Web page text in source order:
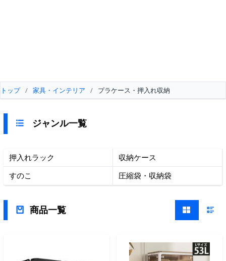
トップ / 家具・インテリア / プラケース・押入れ収納
ジャンル一覧
押入れラック
収納ケース
すのこ
圧縮袋・収納袋
商品一覧